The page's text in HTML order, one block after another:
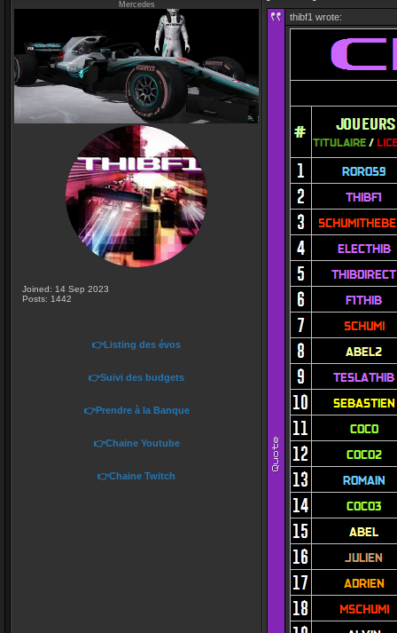
Mercedes
Joined: 14 Sep 2023
Posts: 1442
👉Listing des évos
👉Suivi des budgets
👉Prendre à la Banque
👉Chaine Youtube
👉Chaine Twitch
thibf1 wrote: